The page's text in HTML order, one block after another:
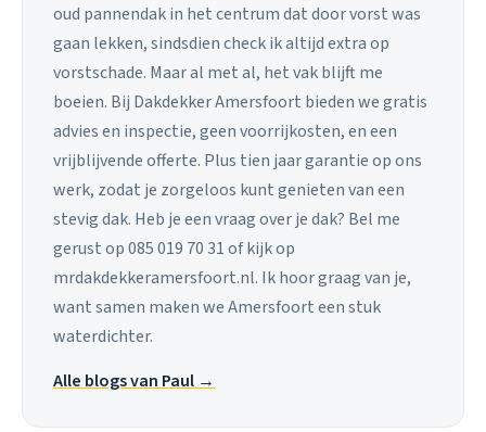
oud pannendak in het centrum dat door vorst was
gaan lekken, sindsdien check ik altijd extra op
vorstschade. Maar al met al, het vak blijft me
boeien. Bij Dakdekker Amersfoort bieden we gratis
advies en inspectie, geen voorrijkosten, en een
vrijblijvende offerte. Plus tien jaar garantie op ons
werk, zodat je zorgeloos kunt genieten van een
stevig dak. Heb je een vraag over je dak? Bel me
gerust op 085 019 70 31 of kijk op
mrdakdekkeramersfoort.nl. Ik hoor graag van je,
want samen maken we Amersfoort een stuk
waterdichter.
Alle blogs van Paul →